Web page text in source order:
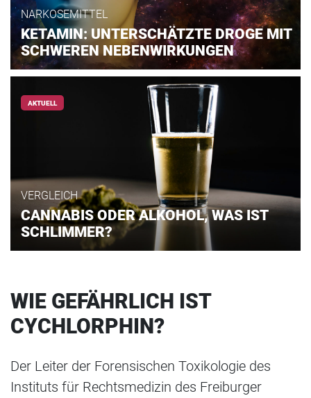
NARKOSEMITTEL
KETAMIN: UNTERSCHÄTZTE DROGE MIT
SCHWEREN NEBENWIRKUNGEN
AKTUELL
VERGLEICH
CANNABIS ODER ALKOHOL, WAS IST
SCHLIMMER?
WIE GEFÄHRLICH IST
CYCHLORPHIN?
Der Leiter der Forensischen Toxikologie des
Instituts für Rechtsmedizin des Freiburger